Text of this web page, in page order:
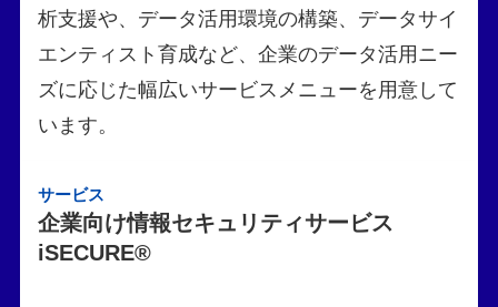
析支援や、データ活用環境の構築、データサイ
エンティスト育成など、企業のデータ活用ニー
ズに応じた幅広いサービスメニューを用意して
います。
サービス
企業向け情報セキュリティサービス
iSECURE®